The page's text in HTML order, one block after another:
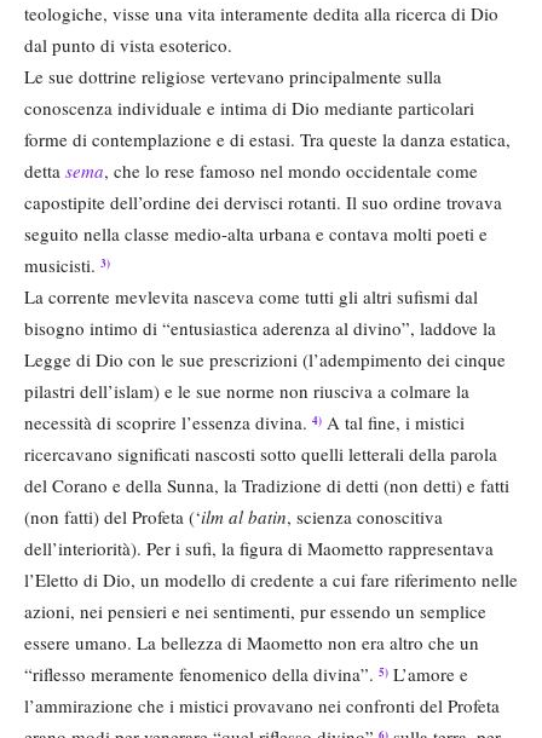
teologiche, visse una vita interamente dedita alla ricerca di Dio
dal punto di vista esoterico.
Le sue dottrine religiose vertevano principalmente sulla
conoscenza individuale e intima di Dio mediante particolari
forme di contemplazione e di estasi. Tra queste la danza estatica,
detta sema, che lo rese famoso nel mondo occidentale come
capostipite dell’ordine dei dervisci rotanti. Il suo ordine trovava
seguito nella classe medio-alta urbana e contava molti poeti e
musicisti. 3)
La corrente mevlevita nasceva come tutti gli altri sufismi dal
bisogno intimo di “entusiastica aderenza al divino”, laddove la
Legge di Dio con le sue prescrizioni (l’adempimento dei cinque
pilastri dell’islam) e le sue norme non riusciva a colmare la
necessità di scoprire l’essenza divina. 4) A tal fine, i mistici
ricercavano significati nascosti sotto quelli letterali della parola
del Corano e della Sunna, la Tradizione di detti (non detti) e fatti
(non fatti) del Profeta (‘ilm al batin, scienza conoscitiva
dell’interiorità). Per i sufi, la figura di Maometto rappresentava
l’Eletto di Dio, un modello di credente a cui fare riferimento nelle
azioni, nei pensieri e nei sentimenti, pur essendo un semplice
essere umano. La bellezza di Maometto non era altro che un
“riflesso meramente fenomenico della divina”. 5) L’amore e
l’ammirazione che i mistici provavano nei confronti del Profeta
6)